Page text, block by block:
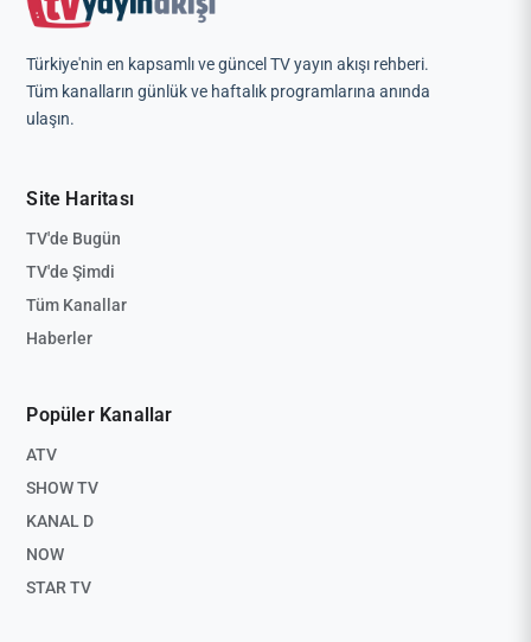
Türkiye'nin en kapsamlı ve güncel TV yayın akışı rehberi.
Tüm kanalların günlük ve haftalık programlarına anında
ulaşın.
Site Haritası
TV'de Bugün
TV'de Şimdi
Tüm Kanallar
Haberler
Popüler Kanallar
ATV
SHOW TV
KANAL D
NOW
STAR TV